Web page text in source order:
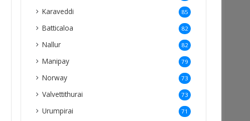
Karaveddi 85
Batticaloa 82
Nallur 82
Manipay 79
Norway 73
Valvettithurai 73
Urumpirai 71